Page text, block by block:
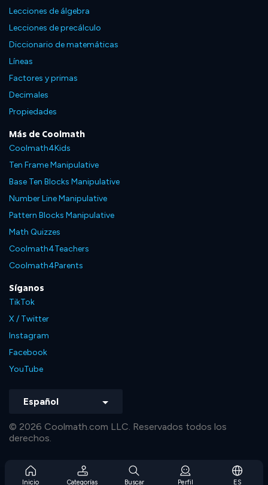
Inicio Categorías Buscar Perfil ES
Lecciones de álgebra
Lecciones de precálculo
Diccionario de matemáticas
Líneas
Factores y primas
Decimales
Propiedades
Más de Coolmath
Coolmath4Kids
Ten Frame Manipulative
Base Ten Blocks Manipulative
Number Line Manipulative
Pattern Blocks Manipulative
Math Quizzes
Coolmath4Teachers
Coolmath4Parents
Síganos
TikTok
X / Twitter
Instagram
Facebook
YouTube
Español
© 2026 Coolmath.com LLC. Reservados todos los
derechos.